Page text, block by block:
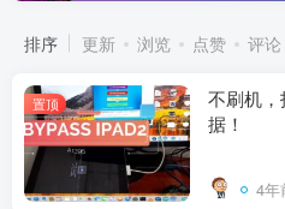
排序 更新 浏览 点赞 评论
置顶
不刷机
据！
4年